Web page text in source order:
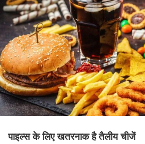
पाइल्स के लिए खतरनाक है तैलीय चीजें